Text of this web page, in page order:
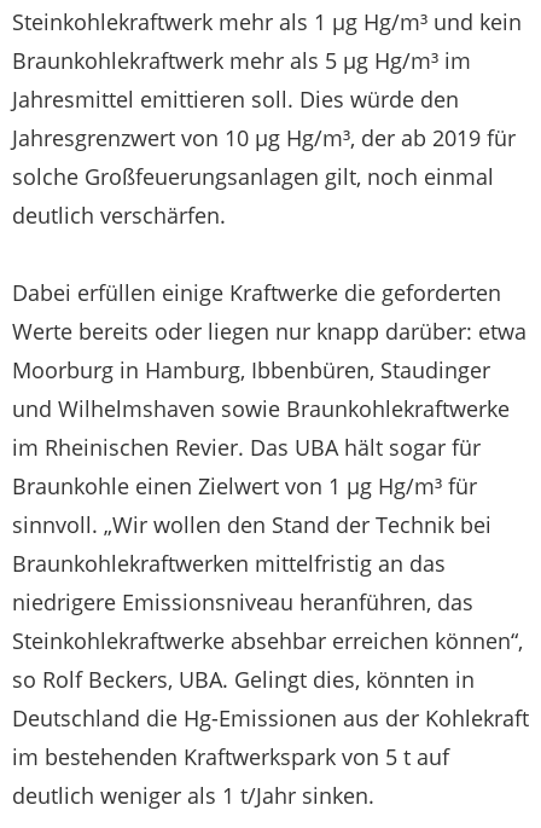
Steinkohlekraftwerk mehr als 1 µg Hg/m³ und kein
Braunkohlekraftwerk mehr als 5 µg Hg/m³ im
Jahresmittel emittieren soll. Dies würde den
Jahresgrenzwert von 10 µg Hg/m³, der ab 2019 für
solche Großfeuerungsanlagen gilt, noch einmal
deutlich verschärfen.
Dabei erfüllen einige Kraftwerke die geforderten
Werte bereits oder liegen nur knapp darüber: etwa
Moorburg in Hamburg, Ibbenbüren, Staudinger
und Wilhelmshaven sowie Braunkohlekraftwerke
im Rheinischen Revier. Das UBA hält sogar für
Braunkohle einen Zielwert von 1 µg Hg/m³ für
sinnvoll. „Wir wollen den Stand der Technik bei
Braunkohlekraftwerken mittelfristig an das
niedrigere Emissionsniveau heranführen, das
Steinkohlekraftwerke absehbar erreichen können“,
so Rolf Beckers, UBA. Gelingt dies, könnten in
Deutschland die Hg-Emissionen aus der Kohlekraft
im bestehenden Kraftwerkspark von 5 t auf
deutlich weniger als 1 t/Jahr sinken.